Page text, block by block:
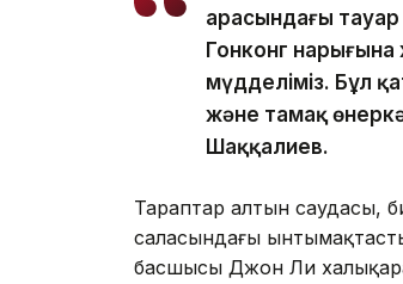
арасындағы
Гонконг нарығына
мүдделіміз. Бұл
және тамақ
Шаққалиев.
Тараптар алтын саудасы,
саласындағы
басшысы Джон Ли